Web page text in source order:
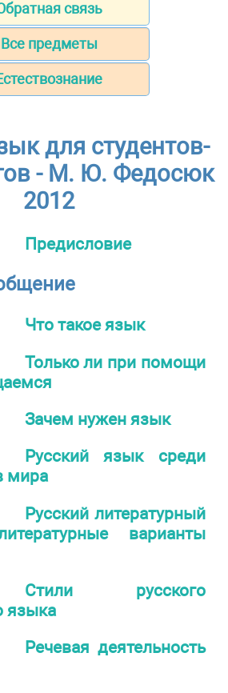
связь
Все предметы
для студентов-
- М. Ю. Федосюк
2012
Предисловие
Что такое язык
Только ли при помощи
Зачем нужен язык
Русский язык среди
мира
Русский литературный
варианты
Стили русского
языка
Речевая деятельность